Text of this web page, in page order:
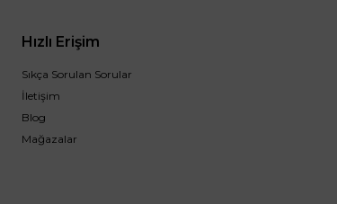
Hızlı Erişim
Sıkça Sorulan Sorular
İletişim
Blog
Mağazalar